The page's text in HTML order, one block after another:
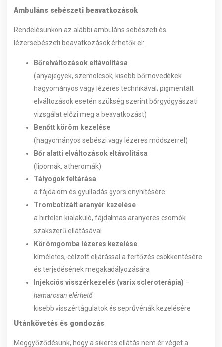
Ambuláns sebészeti beavatkozások
Rendelésünkön az alábbi ambuláns sebészeti és
lézersebészeti beavatkozások érhetők el:
Bőrelváltozások eltávolítása
(anyajegyek, szemölcsök, kisebb bőrnövedékek
hagyományos vagy lézeres technikával; pigmentált
elváltozások esetén szükség szerint bőrgyógyászati
vizsgálat előzi meg a beavatkozást)
Benőtt köröm kezelése
(hagyományos sebészi vagy lézeres módszerrel)
Bőr alatti elváltozások eltávolítása
(lipomák, atheromák)
Tályogok feltárása
a fájdalom és gyulladás gyors enyhítésére
Trombotizált aranyér kezelése
a hirtelen kialakuló, fájdalmas aranyeres csomók
szakszerű ellátásával
Körömgomba lézeres kezelése
kíméletes, célzott eljárással a fertőzés csökkentésére
és terjedésének megakadályozására
Injekciós visszérkezelés (varix scleroterápia) –
hamarosan elérhető
kisebb visszértágulatok és seprűvénák kezelésére
Utánkövetés és gondozás
Meggyőződésünk, hogy a sikeres ellátás nem ér véget a